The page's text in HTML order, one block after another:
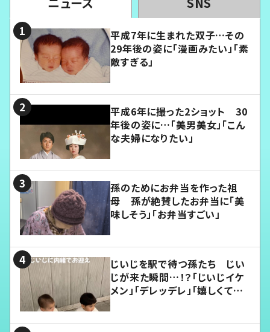
平成7年に生まれた双子…その
29年後の姿に「漫画みたい」「素
敵すぎる」
平成6年に撮った2ショット 30
年後の姿に…「美男美女」「こん
な夫婦になりたい」
孫のためにお弁当を作った祖
母 孫が絶賛したお弁当に「美
味しそう」「お弁当すごい」
じいじを駅で待つ孫たち じい
じが来た瞬間…！？「じいじイケ
メン」「デレッデレ」「嬉しくて可